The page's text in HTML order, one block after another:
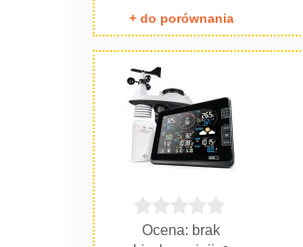
+ do porównania
Ocena: brak